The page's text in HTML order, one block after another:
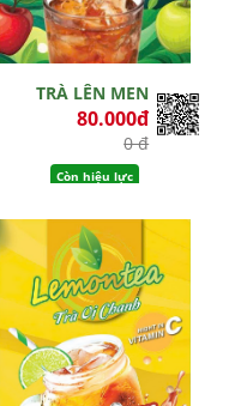
TRÀ LÊN MEN
80.000đ
0 đ
Còn hiệu lực